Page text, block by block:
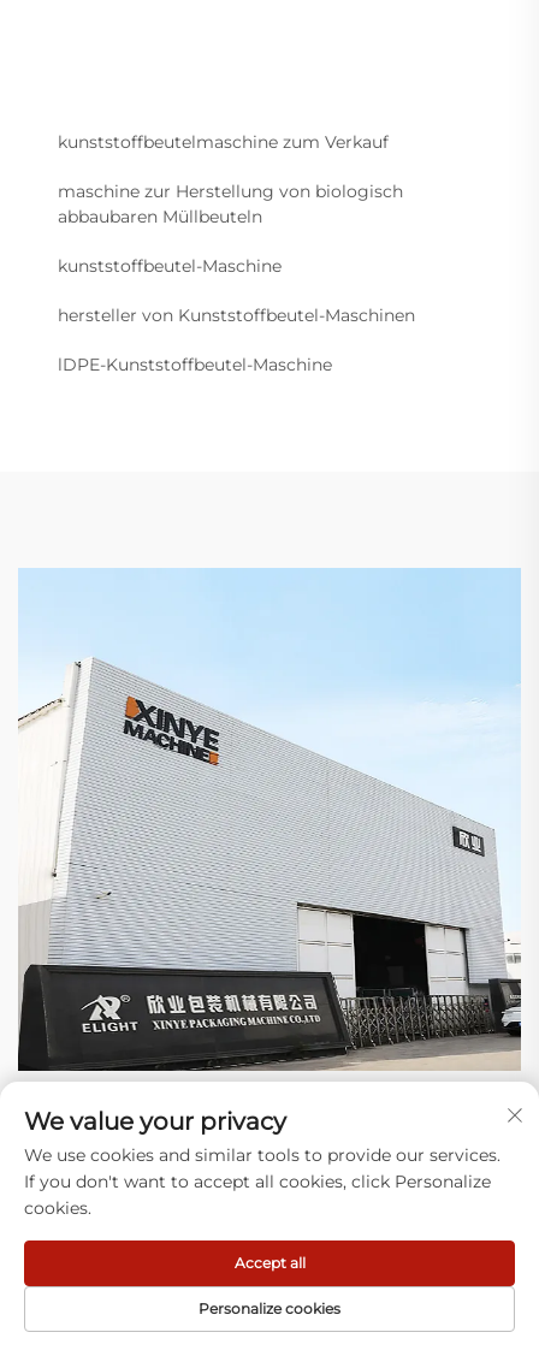
kunststoffbeutelmaschine zum Verkauf
maschine zur Herstellung von biologisch
abbaubaren Müllbeuteln
kunststoffbeutel-Maschine
hersteller von Kunststoffbeutel-Maschinen
lDPE-Kunststoffbeutel-Maschine
Warum uns wählen
1) Expertise: Wir konzentrieren uns darauf, Anlagen zur
Herstellung von Kunststoffbeuteln zu bauen und reale
bei Tausenden von Betrieben zu lösen.
2) Neueste Technologie: Unser Design hat sich über
mehrere Jahre entwickelt. Jährlich setzen wir
Verbesserungen um – bei Steuerungen, stabileren
We value your privacy
We use cookies and similar tools to provide our services.
If you don't want to accept all cookies, click Personalize
cookies.
Personalize cookies
Accept all